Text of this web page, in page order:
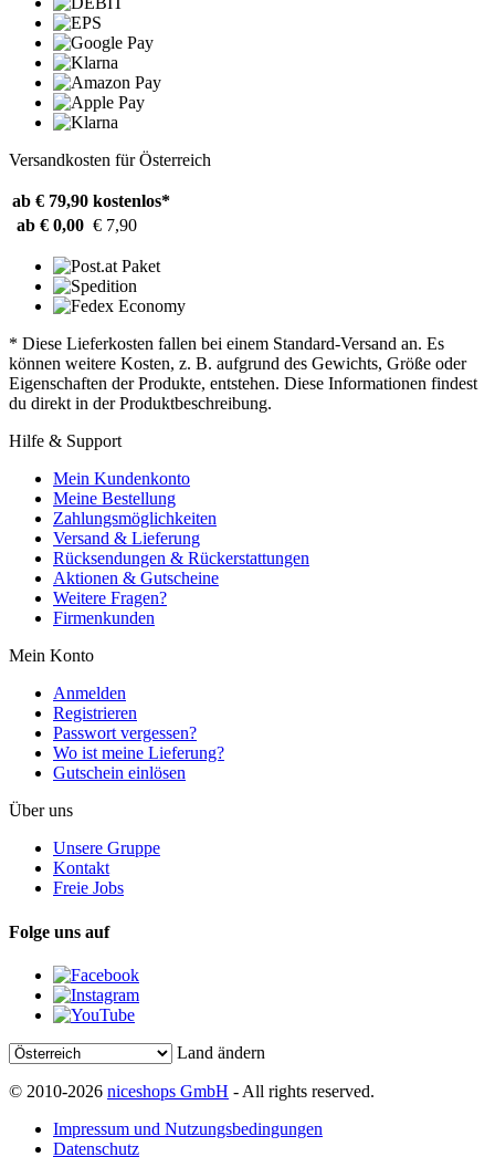
Versandkosten für Österreich
ab € 79,90 kostenlos*
ab € 0,00 € 7,90
* Diese Lieferkosten fallen bei einem Standard-Versand an. Es
können weitere Kosten, z. B. aufgrund des Gewichts, Größe oder
Eigenschaften der Produkte, entstehen. Diese Informationen findest
du direkt in der Produktbeschreibung.
Hilfe & Support
Mein Kundenkonto
Meine Bestellung
Zahlungsmöglichkeiten
Versand & Lieferung
Rücksendungen & Rückerstattungen
Aktionen & Gutscheine
Weitere Fragen?
Firmenkunden
Mein Konto
Anmelden
Registrieren
Passwort vergessen?
Wo ist meine Lieferung?
Gutschein einlösen
Über uns
Unsere Gruppe
Kontakt
Freie Jobs
Folge uns auf
Land ändern
© 2010-2026 niceshops GmbH - All rights reserved.
Impressum und Nutzungsbedingungen
Datenschutz